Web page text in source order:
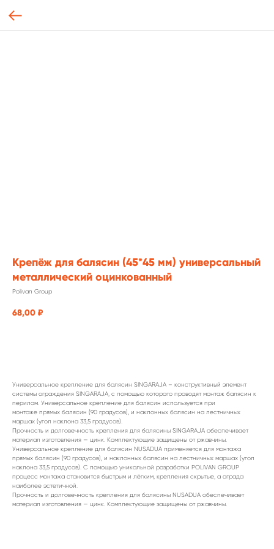
Крепёж для балясин (45*45 мм) универсальный
металлический оцинкованный
Polivan Group
68,00 ₽
Универсальное крепление для балясин SINGARAJA – конструктивный элемент
системы ограждения SINGARAJA, с помощью которого проводят монтаж балясин к
перилам. Универсальное крепление для балясин используется при
монтаже прямых балясин (90 градусов), и наклонных балясин на лестничных
маршах (угол наклона 33,5 градусов).
Прочность и долговечность крепления для балясины SINGARAJA обеспечивает
материал изготовления — цинк. Комплектующие защищены от ржавчины.
Универсальное крепление для балясин NUSADUA применяется для монтажа
прямых балясин (90 градусов), и наклонных балясин на лестничных маршах (угол
наклона 33,5 градусов). С помощью уникальной разработки POLIVAN GROUP
процесс монтажа становится быстрым и лёгким, крепления скрытые, а ограда
наиболее эстетичной.
Прочность и долговечность крепления для балясины NUSADUA обеспечивает
материал изготовления — цинк. Комплектующие защищены от ржавчины.